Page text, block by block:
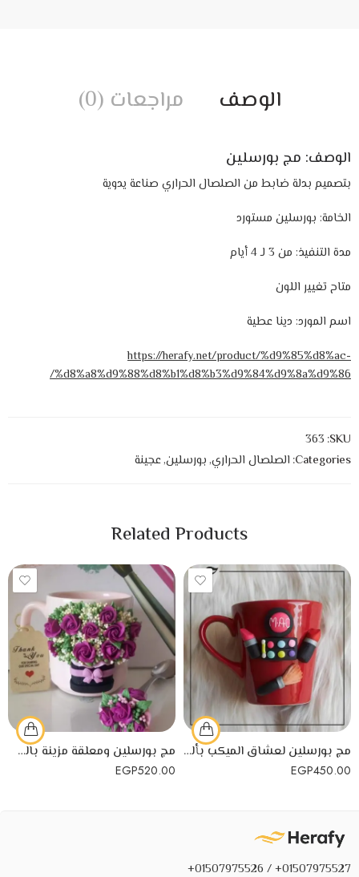
الوصف مراجعات (0)
الوصف: مج بورسلين
بتصميم بدلة ضابط من الصلصال الحراري صناعة يدوية
الخامة: بورسلين مستورد
مدة التنفيذ: من 3 لـ 4 أيام
متاح تغيير اللون
اسم المورد: دينا عطية
https://herafy.net/product/%d9%85%d8%ac-
%d8%a8%d9%88%d8%b1%d8%b3%d9%84%d9%8a%d9%86/
SKU:
363
Categories: الصلصال الحراري,بورسلين,عجينة
Related Products
مج بورسلين لعشاق الميكب بألوان جذابة
EGP450.00
مج بورسلين ومعلقة مزينة بالصلصال الحراري
EGP520.00
01507975527+ / 01507975526+